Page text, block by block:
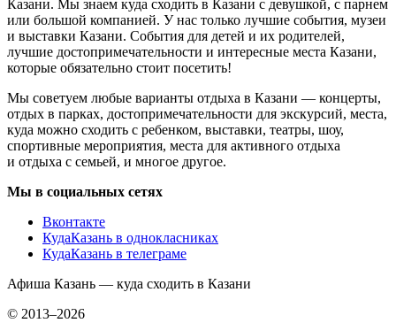
Казани. Мы знаем куда сходить в Казани с девушкой, с парнем
или большой компанией. У нас только лучшие события, музеи
и выставки Казани. События для детей и их родителей,
лучшие достопримечательности и интересные места Казани,
которые обязательно стоит посетить!
Мы советуем любые варианты отдыха в Казани — концерты,
отдых в парках, достопримечательности для экскурсий, места,
куда можно сходить с ребенком, выставки, театры, шоу,
спортивные мероприятия, места для активного отдыха
и отдыха с семьей, и многое другое.
Мы в социальных сетях
Вконтакте
КудаКазань в однокласниках
КудаКазань в телеграме
Афиша Казань — куда сходить в Казани
© 2013–2026